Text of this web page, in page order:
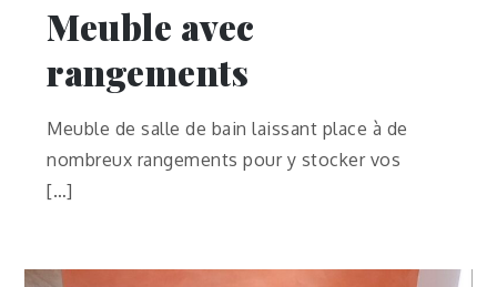
Meuble avec
rangements
Meuble de salle de bain laissant place à de
nombreux rangements pour y stocker vos
[…]